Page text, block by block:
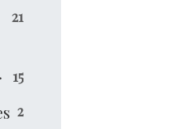
21
15
2